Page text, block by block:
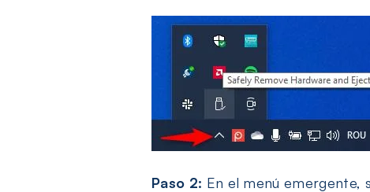
Paso 2: En el menú emergente,